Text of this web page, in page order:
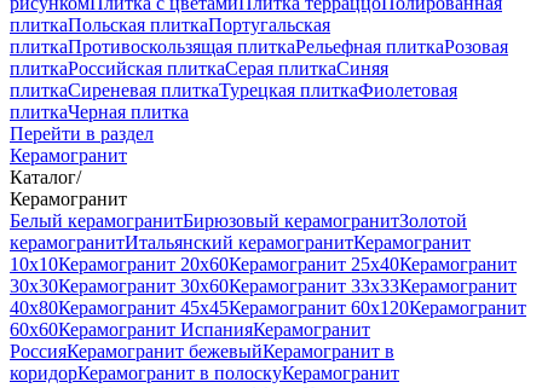
плиткаПольская плиткаПортугальская
плиткаПротивоскользящая плиткаРельефная плиткаРозовая
плиткаРоссийская плиткаСерая плиткаСиняя
плиткаСиреневая плиткаТурецкая плиткаФиолетовая
плиткаЧерная плитка
Перейти в раздел
Керамогранит
Каталог/
Керамогранит
Белый керамогранитБирюзовый керамогранитЗолотой
керамогранитИтальянский керамогранитКерамогранит
10x10Керамогранит 20x60Керамогранит 25x40Керамогранит
30x30Керамогранит 30x60Керамогранит 33x33Керамогранит
40x80Керамогранит 45x45Керамогранит 60x120Керамогранит
60x60Керамогранит ИспанияКерамогранит
РоссияКерамогранит бежевыйКерамогранит в
коридорКерамогранит в полоскуКерамогранит